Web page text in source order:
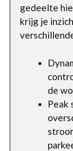
gedeelte
krijg je
de
Peak